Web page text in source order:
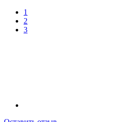
1
2
3